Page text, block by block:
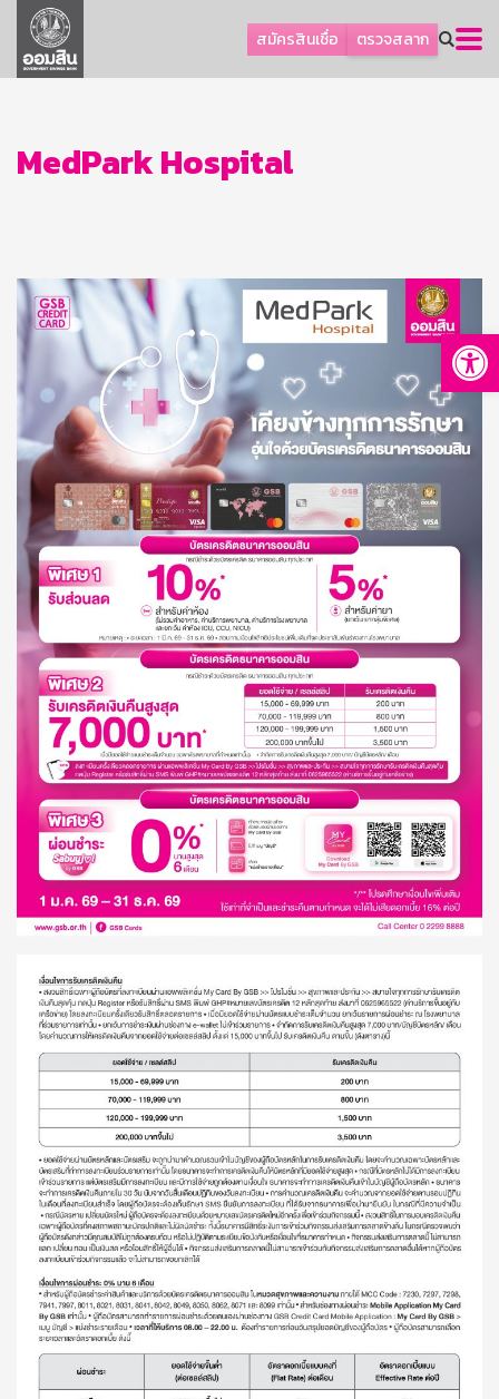
สมัครสินเชื่อ ตรวจสลาก
ลูกค้าธุรกิจ
ลูกค้าผู้ประกอบรายย่อย
ออมเพื่อสุข
บริการทางการเงิน
อื่นๆ
ติดต่อเรา
บริการออนไลน์
TH
EN
GSB Society
MedPark Hospital